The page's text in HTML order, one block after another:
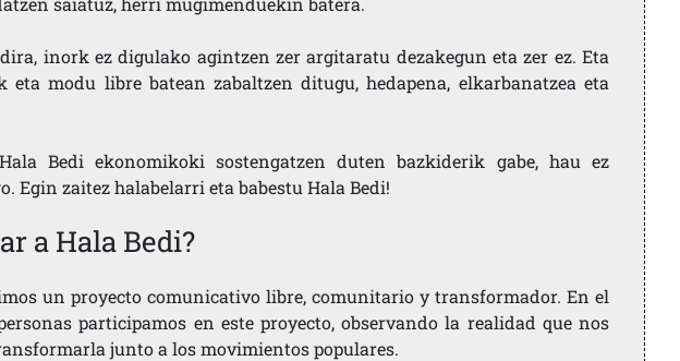
inork ez digulako agintzen zer argitaratu dezakegun eta zer ez. Eta
modu libre batean zabaltzen ditugu, hedapena, elkarbanatzea eta
Bedi ekonomikoki sostengatzen duten bazkiderik gabe, hau ez
Egin zaitez halabelarri eta babestu Hala Bedi!
a Hala Bedi?
un proyecto comunicativo libre, comunitario y transformador. En el
participamos en este proyecto, observando la realidad que nos
junto a los movimientos populares.